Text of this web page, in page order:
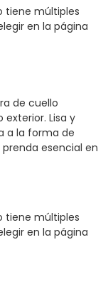
tiene múltiples
en la página
de cuello
Lisa y
a la forma de
esencial en
tiene múltiples
en la página